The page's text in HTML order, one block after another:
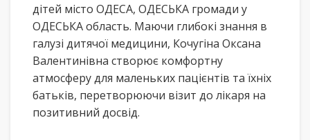
дітей місто ОДЕСА, ОДЕСЬКА громади у
ОДЕСЬКА область. Маючи глибокі знання в
галузі дитячої медицини, Кочугіна Оксана
Валентинівна створює комфортну
атмосферу для маленьких пацієнтів та їхніх
батьків, перетворюючи візит до лікаря на
позитивний досвід.